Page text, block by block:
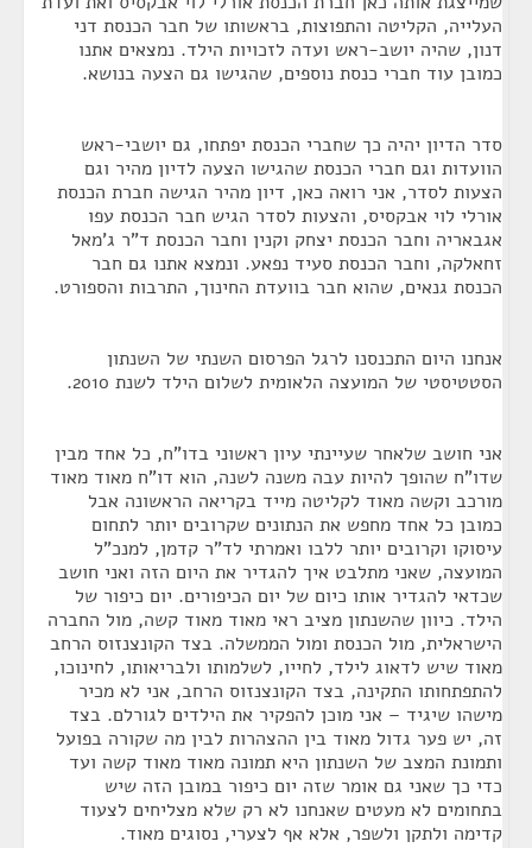
העלייה, הקליטה והתפוצות, בראשותו של חבר הכנסת דני
דנון, שהיה יושב-ראש ועדה לזכויות הילד. נמצאים אתנו
כמובן עוד חברי כנסת נוספים, שהגישו גם הצעה בנושא.
סדר הדיון יהיה כך שחברי הכנסת יפתחו, גם יושבי-ראש
הוועדות וגם חברי הכנסת שהגישו הצעה לדיון מהיר וגם
הצעות לסדר, אני רואה כאן, דיון מהיר הגישה חברת הכנסת
אורלי לוי אבקסיס, והצעות לסדר הגיש חבר הכנסת עפו
אגבאריה וחבר הכנסת יצחק וקנין וחבר הכנסת ד"ר ג'מאל
זחאלקה, וחבר הכנסת סעיד נפאע. ונמצא אתנו גם חבר
הכנסת גנאים, שהוא חבר בוועדת החינוך, התרבות והספורט.
אנחנו היום התכנסנו לרגל הפרסום השנתי של השנתון
הסטטיסטי של המועצה הלאומית לשלום הילד לשנת 2010.
אני חושב שלאחר שעיינתי עיון ראשוני בדו"ח, כל אחד מבין
שדו"ח שהופך להיות עבה משנה לשנה, הוא דו"ח מאוד מאוד
מורכב וקשה מאוד לקליטה מייד בקריאה הראשונה אבל
כמובן כל אחד מחפש את הנתונים שקרובים יותר לתחום
עיסוקו וקרובים יותר ללבו ואמרתי לד"ר קדמן, למנכ"ל
המועצה, שאני מתלבט איך להגדיר את היום הזה ואני חושב
שכדאי להגדיר אותו כיום של יום הכיפורים. יום כיפור של
הילד. כיוון שהשנתון מציב ראי מאוד מאוד קשה, מול החברה
הישראלית, מול הכנסת ומול הממשלה. בצד הקונצנזוס הרחב
מאוד שיש לדאוג לילד, לחייו, לשלמותו ולבריאותו, לחינוכו,
להתפתחותו התקינה, בצד הקונצנזוס הרחב, אני לא מכיר
מישהו שיגיד – אני מוכן להפקיר את הילדים לגורלם. בצד
זה, יש פער גדול מאוד בין ההצהרות לבין מה שקורה בפועל
ותמונת המצב של השנתון היא תמונה מאוד מאוד קשה ועד
כדי כך שאני גם אומר שזה יום כיפור במובן הזה שיש
בתחומים לא מעטים שאנחנו לא רק שלא מצליחים לצעוד
קדימה ולתקן ולשפר, אלא אף לצערי, נסוגים מאוד.